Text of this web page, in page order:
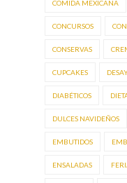
COMIDA MEXICANA
CONCURSOS
CONSERVAS
CUPCAKES
DIABÉTICOS
DULCES NAVIDEÑOS
EMBUTIDOS
ENSALADAS